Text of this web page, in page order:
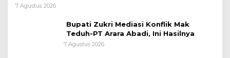
7 Agustus 2026
Bupati Zukri Mediasi Konflik Mak
Teduh-PT Arara Abadi, Ini Hasilnya
7 Agustus 2026